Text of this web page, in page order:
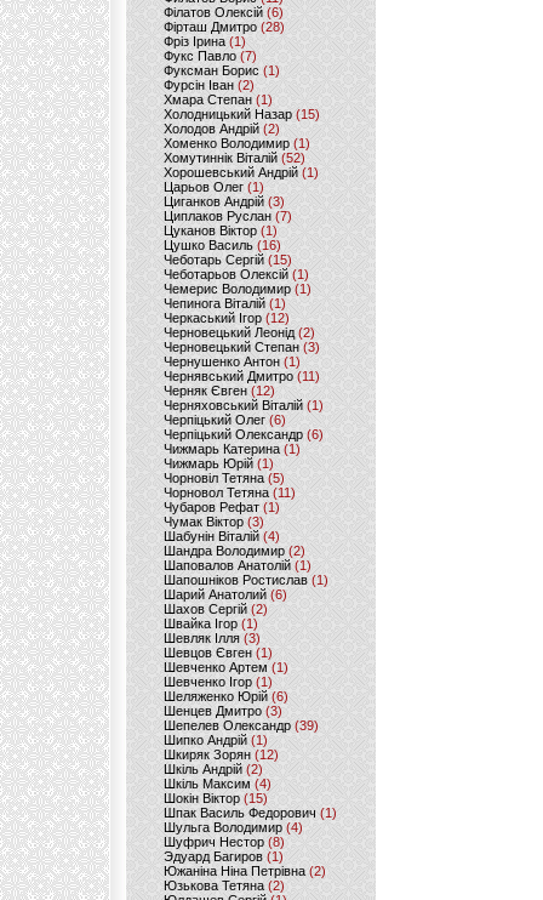
Філатов Олексій (6)
Фірташ Дмитро (28)
Фріз Ірина (1)
Фукс Павло (7)
Фуксман Борис (1)
Фурсін Іван (2)
Хмара Степан(1)
Холодницький Назар(15)
Холодов Андрій (2)
Хоменко Володимир (1)
Хомутиннік Віталій (52)
Хорошевський Андрій (1)
Царьов Олег (1)
Циганков Андрій (3)
Циплаков Руслан(7)
Цуканов Віктор (1)
Цушко Василь (16)
Чеботарь Сергій (15)
Чеботарьов Олексій (1)
Чемерис Володимир (1)
Чепинога Віталій (1)
Черкаський Ігор (12)
Черновецький Леонід(2)
Черновецький Степан (3)
Чернушенко Антон (1)
Чернявський Дмитро(11)
Черняк Євген(12)
Черняховський Віталій (1)
Черпіцький Олег (6)
Черпіцький Олександр (6)
Чижмарь Катерина (1)
Чижмарь Юрій (1)
Чорновіл Тетяна (5)
Чорновол Тетяна (11)
Чубаров Рефат (1)
Чумак Віктор(3)
Шабунін Віталій (4)
Шандра Володимир (2)
Шаповалов Анатолій(1)
Шапошніков Ростислав(1)
Шарий Анатолий(6)
Шахов Сергій(2)
Швайка Ігор (1)
Шевляк Ілля (3)
Шевцов Євген (1)
Шевченко Артем(1)
Шевченко Ігор(1)
Шеляженко Юрій (6)
Шенцев Дмитро (3)
Шепелев Олександр (39)
Шипко Андрій(1)
Шкиряк Зорян(12)
Шкіль Андрій(2)
Шкіль Максим (4)
Шокін Віктор (15)
Шпак Василь Федорович (1)
Шульга Володимир (4)
Шуфрич Нестор(8)
Эдуард Багиров (1)
Южаніна Ніна Петрівна (2)
Юзькова Тетяна(2)